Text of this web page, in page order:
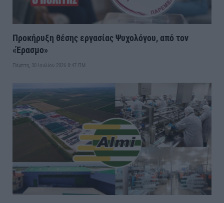
Προκήρυξη θέσης εργασίας Ψυχολόγου, από τον
«Έρασμο»
Πέμπτη, 30 Ιουλίου 2026 8:47 ΠΜ